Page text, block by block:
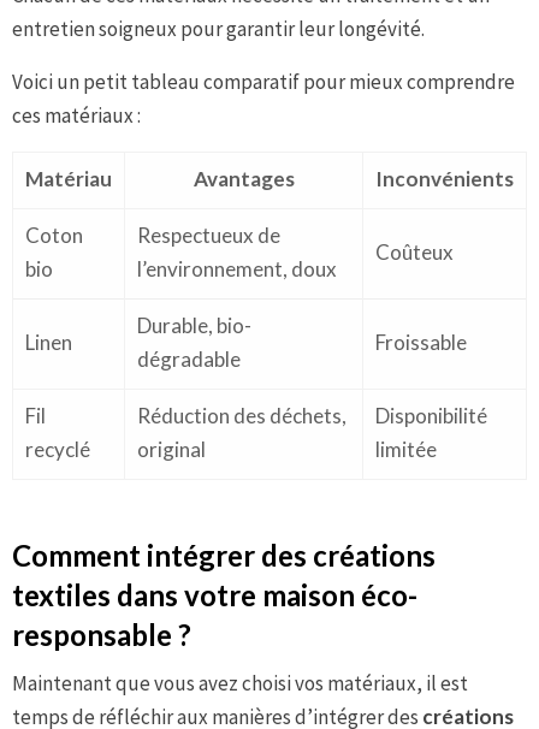
entretien soigneux pour garantir leur longévité.
Voici un petit tableau comparatif pour mieux comprendre
ces matériaux :
Matériau Avantages Inconvénients
Coton
bio
Respectueux de
l’environnement, doux
Coûteux
Linen
Durable, bio-
dégradable
Froissable
Fil
recyclé
Réduction des déchets,
original
Disponibilité
limitée
Comment intégrer des créations
textiles dans votre maison éco-
responsable ?
Maintenant que vous avez choisi vos matériaux, il est
temps de réfléchir aux manières d’intégrer des créations